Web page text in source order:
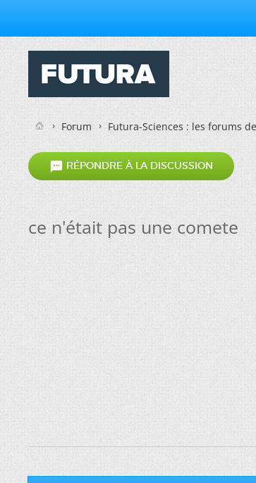
Forum Futura-Sciences : les forums
 RÉPONDRE À LA DISCUSSION
ce n'était pas une comete